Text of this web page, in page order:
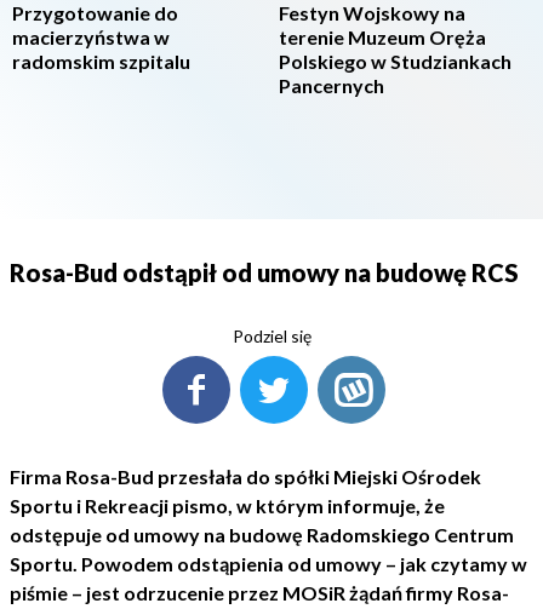
Przygotowanie do
macierzyństwa w
radomskim szpitalu
Festyn Wojskowy na
terenie Muzeum Oręża
Polskiego w Studziankach
Pancernych
Rosa-Bud odstąpił od umowy na budowę RCS
Podziel się
Firma Rosa-Bud przesłała do spółki Miejski Ośrodek
Sportu i Rekreacji pismo, w którym informuje, że
odstępuje od umowy na budowę Radomskiego Centrum
Sportu. Powodem odstąpienia od umowy – jak czytamy w
piśmie – jest odrzucenie przez MOSiR żądań firmy Rosa-